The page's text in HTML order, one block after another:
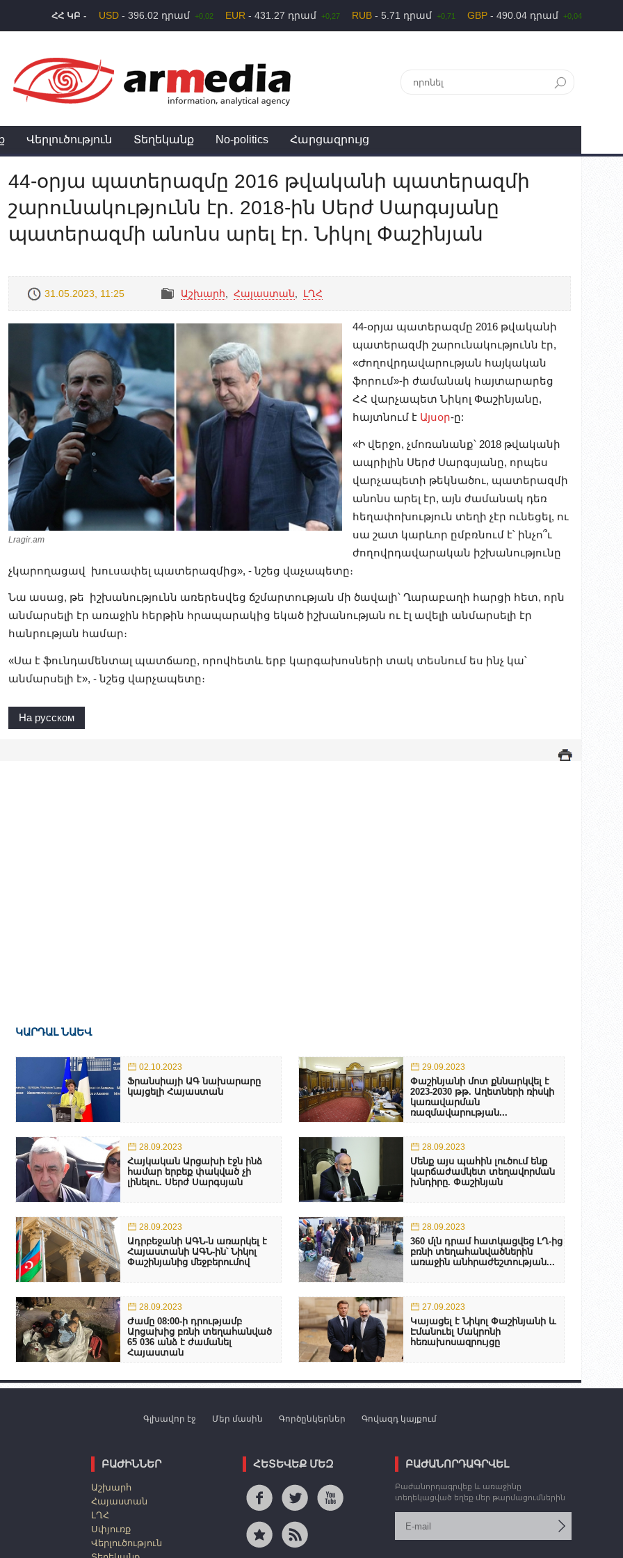
ՀՀ ԿԲ - USD - 396.02 դրամ +0,02 EUR - 431.27 դրամ +0,27 RUB - 5.71 դրամ +0,71 GBP - 490.04 դրամ +0,04
Վերլուծություն Տեղեկանք No-politics Հարցազրույց
44-օրյա պատերազմը 2016 թվականի պատերազմի
շարունակությունն էր. 2018-ին Սերժ Սարգսյանը
պատերազմի անոնս արել էր. Նիկոլ Փաշինյան
31.05.2023, 11:25 Աշխարհ Հայաստան ԼՂՀ
Lragir.am
44-օրյա պատերազմը 2016 թվականի
պատերազմի շարունակությունն էր,
«Ժողովրդավարության հայկական
ֆորում»-ի ժամանակ հայտարարեց
ՀՀ վարչապետ Նիկոլ Փաշինյանը,
հայտնում է Այսօր-ը:
«Ի վերջո, չմոռանանք՝ 2018 թվականի
ապրիլին Սերժ Սարգսյանը, որպես
վարչապետի թեկնածու, պատերազմի
անոնս արել էր, այն ժամանակ դեռ
հեղափոխություն տեղի չէր ունեցել, ու
սա շատ կարևոր ըմբռնում է՝ ինչո՞ւ
ժողովրդավարական իշխանությունը
չկարողացավ խուսափել պատերազմից», - նշեց վաչապետը։
Նա ասաց, թե իշխանությունն առերեսվեց ճշմարտության մի ծավալի՝ Ղարաբաղի հարցի հետ, որն
անմարսելի էր առաջին հերթին հրապարակից եկած իշխանության ու էլ ավելի անմարսելի էր
հանրության համար։
«Սա է ֆունդամենտալ պատճառը, որովհետև երբ կարգախոսների տակ տեսնում ես ինչ կա՝
անմարսելի է», - նշեց վարչապետը։
На русском
ԿԱՐԴԱԼ ՆԱԵՎ
02.10.2023
Ֆրանսիայի ԱԳ նախարարը
կայցելի Հայաստան
29.09.2023
Փաշինյանի մոտ քննարկվել է
2023-2030 թթ. Աղետների ռիսկի
կառավարման
ռազմավարության...
28.09.2023
Հայկական Արցախի էջն ինձ
համար երբեք փակված չի
լինելու. Սերժ Սարգսյան
28.09.2023
Մենք այս պահին լուծում ենք
կարճաժամկետ տեղավորման
խնդիրը. Փաշինյան
28.09.2023
Ադրբեջանի ԱԳՆ-ն առարկել է
Հայաստանի ԱԳՆ-ին՝ Նիկոլ
Փաշինյանից մեջբերումով
28.09.2023
360 մլն դրամ հատկացվեց ԼՂ-ից
բռնի տեղահանվածներին
առաջին անհրաժեշտության...
28.09.2023
Ժամը 08:00-ի դրությամբ
Արցախից բռնի տեղահանված
65 036 անձ է ժամանել
Հայաստան
27.09.2023
Կայացել է Նիկոլ Փաշինյանի և
Էմանուել Մակրոնի
հեռախոսազրույցը
Գլխավոր էջ Մեր մասին Գործընկերներ Գովազդ կայքում
ԲԱԺԻՆՆԵՐ
Աշխարհ
Հայաստան
ԼՂՀ
Սփյուռք
Վերլուծություն
ՀԵՏԵՎԵՔ ՄԵԶ ԲԱԺԱՆՈՐԴԱԳՐՎԵԼ
Բաժանորդագրվեք և առաջինը
տեղեկացված եղեք մեր թարմացումներին